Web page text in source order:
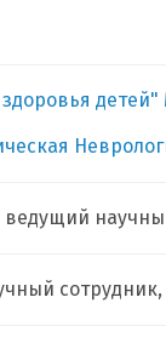
детей"
ведущий